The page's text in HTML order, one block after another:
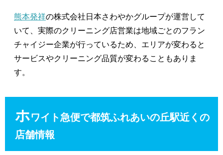
熊本発祥の株式会社日本さわやかグループが運営して
いて、実際のクリーニング店営業は地域ごとのフラン
チャイジー企業が行っているため、エリアが変わると
サービスやクリーニング品質が変わることもありま
す。
ホワイト急便で都筑ふれあいの丘駅近くの
店舗情報